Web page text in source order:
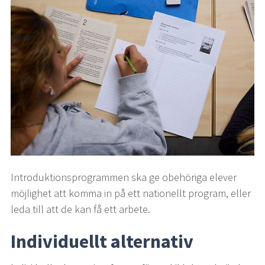
Introduktionsprogrammen ska ge obehöriga elever
möjlighet att komma in på ett nationellt program, eller
leda till att de kan få ett arbete.
Individuellt alternativ